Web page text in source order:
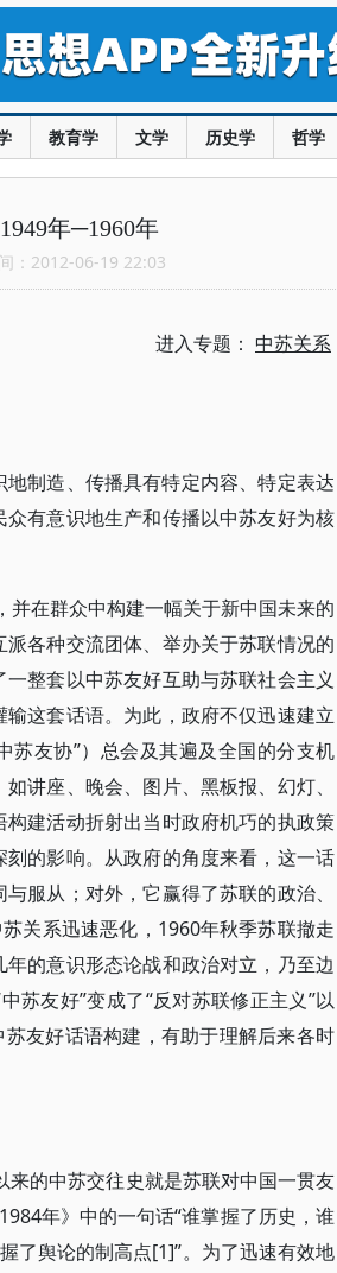
教育学 文学 历史学 哲学
年─1960年
：2012-06-19 22:03
进入专题： 中苏关系
制造、传播具有特定内容、特定表达
有意识地生产和传播以中苏友好为核
在群众中构建一幅关于新中国未来的
各种交流团体、举办关于苏联情况的
整套以中苏友好互助与苏联社会主义
这套话语。为此，政府不仅迅速建立
友协”）总会及其遍及全国的分支机
讲座、晚会、图片、黑板报、幻灯、
建活动折射出当时政府机巧的执政策
的影响。从政府的角度来看，这一话
服从；对外，它赢得了苏联的政治、
关系迅速恶化，1960年秋季苏联撤走
的意识形态论战和政治对立，乃至边
苏友好”变成了“反对苏联修正主义”以
友好话语构建，有助于理解后来各时
来的中苏交往史就是苏联对中国一贯友
年》中的一句话“谁掌握了历史，谁
了舆论的制高点[1]”。为了迅速有效地